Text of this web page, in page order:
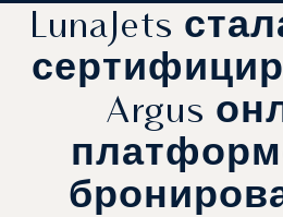
LunaJets
Argus